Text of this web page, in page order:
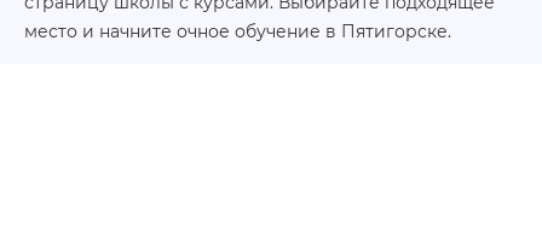
место и начните очное обучение в Пятигорске.